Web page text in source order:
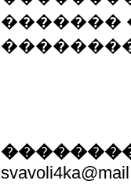
�������